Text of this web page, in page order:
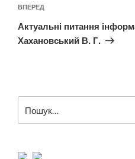
Наступний
запис
ВПЕРЕД
Актуальні питання
Хахановський В. Г.
за